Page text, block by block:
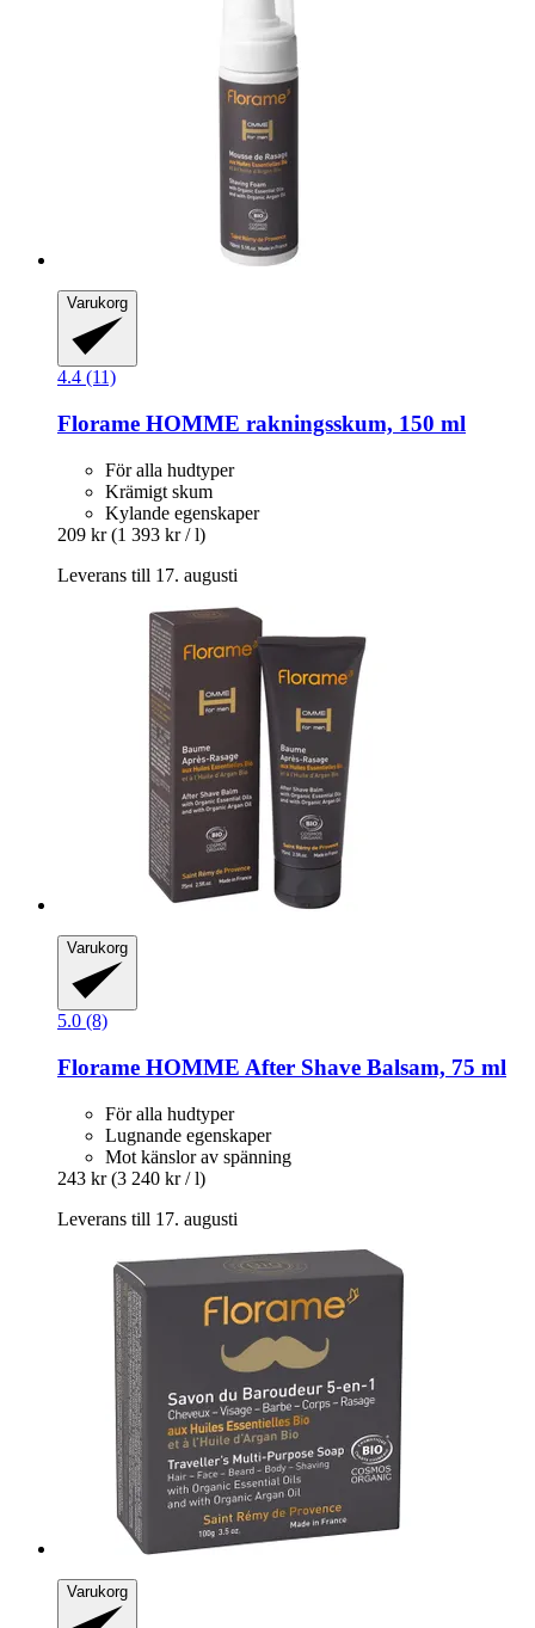
Varukorg
4.4 (11)
Florame HOMME rakningsskum, 150 ml
För alla hudtyper
Krämigt skum
Kylande egenskaper
209 kr (1 393 kr / l)
Leverans till 17. augusti
Varukorg
5.0 (8)
Florame HOMME After Shave Balsam, 75 ml
För alla hudtyper
Lugnande egenskaper
Mot känslor av spänning
243 kr (3 240 kr / l)
Leverans till 17. augusti
Varukorg